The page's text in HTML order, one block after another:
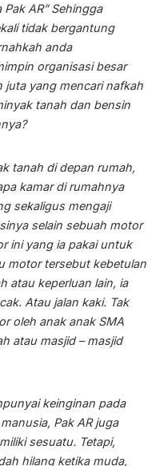
AR” Sehingga
tidak bergantung
anda
organisasi besar
yang mencari nafkah
tanah dan bensin
tanah di depan rumah,
kamar di rumahnya
sekaligus mengaji
selain sebuah motor
ini yang ia pakai untuk
motor tersebut kebetulan
atau keperluan lain, ia
Atau jalan kaki. Tak
oleh anak anak SMA
atau masjid – masjid
keinginan pada
Pak AR juga
sesuatu. Tetapi,
hilang ketika muda,